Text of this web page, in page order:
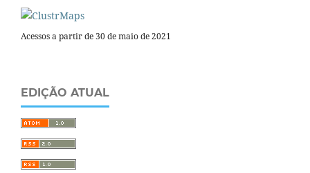
Acessos a partir de 30 de maio de 2021
EDIÇÃO ATUAL